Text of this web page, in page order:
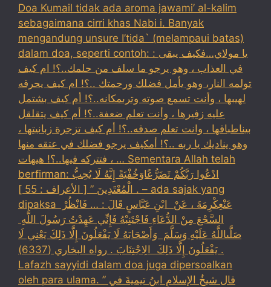
Doa Kumail tidak ada aroma jawami’ al-kalim
sebagaimana cirri khas Nabi i. Banyak
mengandung unsure I’tida` (melampaui batas)
dalam doa, seperti contoh: : يا مولاي…فكيف يبقى
في العذاب ، وهو يرجو ما سلف من حلمك..؟! ام كيف
تولمه النار، وهو يأمل فضلك ورحمتك ..؟! ام كيف يحرقه
لهيبها ، وأنت تسمع صوته وترىمكانه..؟! أم كيف بشتمل
عليه زفيرها ، وأنت تعلم ضعفة..؟! أم كيف يتقلقل
بيناطباقها ، وانت تعلم صدقه..؟! أم كيف تزجرة زبانيتها ،
وهو يناديك يا ربه ..؟! أمكيف يرجو فضلك في عتقه منها
، فتتركه فيها..؟! هيهات … Sementara Allah telah
berfirman: ادْعُوا رَبَّكُمْ تَضَرُّعًاوَخُفْيَةً إِنَّهُ لَا يُحِبُّ
الْمُعْتَدِينَ ” [ الأعراف : 55 ] . – ada sajak yang
dipaksa ‏عَنْ‏‏عِكْرِمَةَ ‏، ‏عَنْ ‏ ‏ابْنِ عَبَّاسٍ ‏‏قَالَ : … فَانْظُرْ ‏‏
السَّجْعَ ‏‏مِنْ الدُّعَاءِ فَاجْتَنِبْهُ فَإِنِّي عَهِدْتُ رَسُولَ اللَّهِ ‏
‏صَلَّىاللَّهُ عَلَيْهِ وَسَلَّمَ ‏ ‏وَأَصْحَابَهُ لَا يَفْعَلُونَ إِلَّا ذَلِكَ ‏‏يَعْنِي لَا
يَفْعَلُونَ إِلَّا ذَلِكَ ‏ ‏الِاجْتِنَابَ . رواه البخاري (6337) .
Lafazh sayyidi dalam doa juga dipersoalkan
oleh para ulama. قال شيخُ الإسلامِ ابنُ تيميةَ في ”